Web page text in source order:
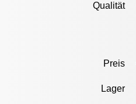
Qualität
Preis
Lager